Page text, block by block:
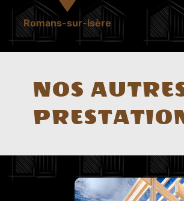
Romans-sur-Isère
NOS